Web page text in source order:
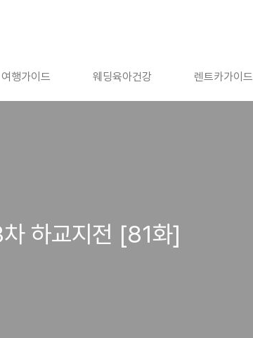
여행가이드 웨딩육아건강 렌트카가이드
하교지전 [81화]